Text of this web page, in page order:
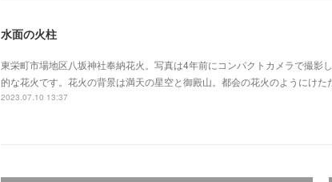
水面の火柱
東栄町市場地区八坂神社奉納花火。写真は4年前にコンパクトカメラで撮影
的な花火です。花火の背景は満天の星空と御殿山。都会の花火のようにけ
2023.07.10 13:37